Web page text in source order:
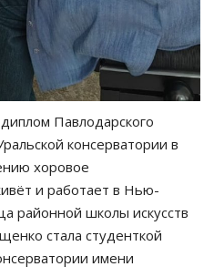
Павлодарского
консерватории в
хоровое
и работает в Нью-
районной школы искусств
стала студенткой
имени